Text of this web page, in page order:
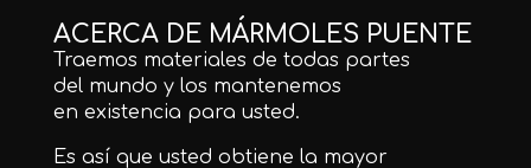
ACERCA DE MÁRMOLES PUENTE
Traemos materiales de todas partes
del mundo y los mantenemos
en existencia para usted.
Es así que usted obtiene la mayor